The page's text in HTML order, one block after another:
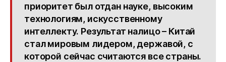
приоритет был отдан науке, высоким
технологиям, искусственному
интеллекту. Результат налицо – Китай
стал мировым лидером, державой, с
которой сейчас считаются все страны.